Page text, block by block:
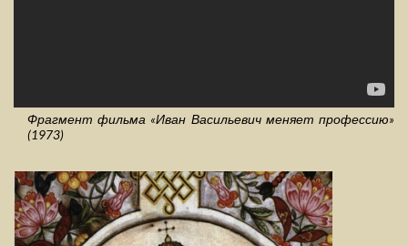
Фрагмент фильма «Иван Васильевич меняет профессию»
(1973)